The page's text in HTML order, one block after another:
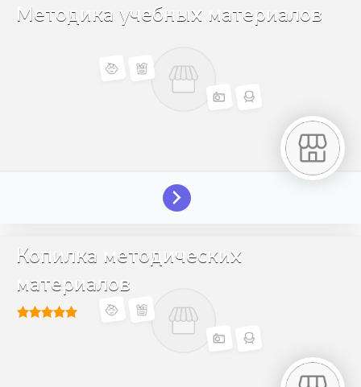
Методика учебных материалов
Копилка методических
материалов